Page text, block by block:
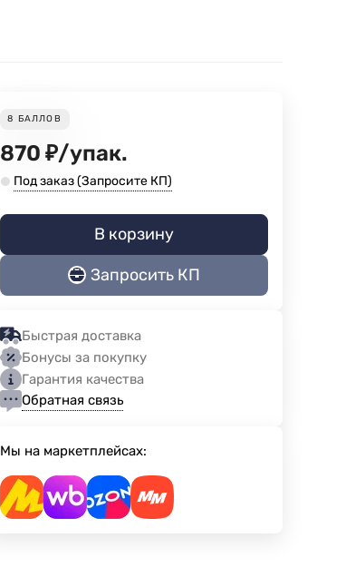
8 БАЛЛОВ
870 ₽/упак.
Под заказ (Запросите КП)
В корзину
Запросить КП
Быстрая доставка
Бонусы за покупку
Гарантия качества
Обратная связь
Мы на маркетплейсах: